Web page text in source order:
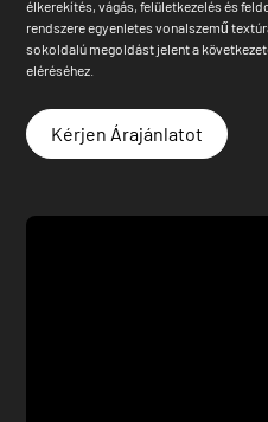
élkerekítés, vágás, felületkezelés és
rendszere egyenletes vonalszemű
sokoldalú megoldást jelent a
eléréséhez.
Kérjen Árajánlatot